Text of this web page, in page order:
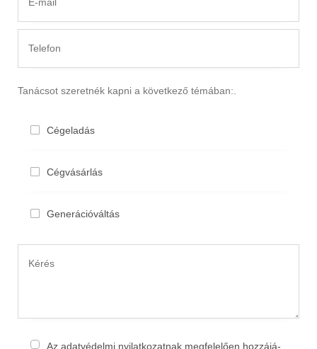
Tanác­sot szeret­nék kapni a követ­ke­ző témában:.
Cégela­dás
Cégvá­sár­lás
Generá­ció­vál­tás
Az adatvé­del­mi nyilat­ko­zat­nak megfelelően hozzá­já­